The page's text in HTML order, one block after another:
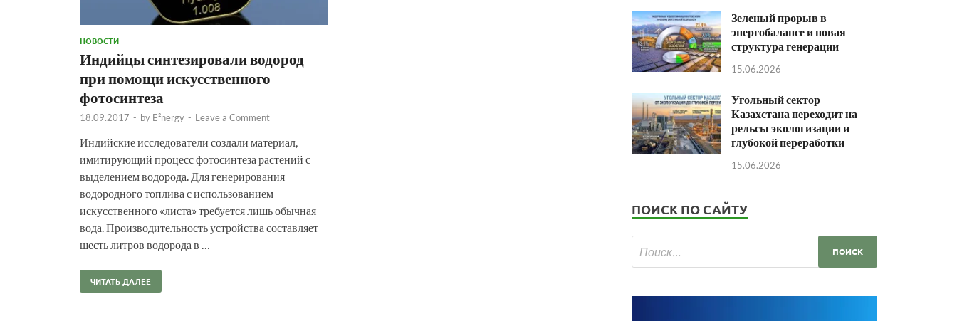
НОВОСТИ
Индийцы синтезировали водород
при помощи искусственного
фотосинтеза
18.09.2017 - by E²nergy - Leave a Comment
Индийские исследователи создали материал,
имитирующий процесс фотосинтеза растений с
выделением водорода. Для генерирования
водородного топлива с использованием
искусственного «листа» требуется лишь обычная
вода. Производительность устройства составляет
шесть литров водорода в …
ЧИТАТЬ ДАЛЕЕ
Зеленый прорыв в
энергобалансе и новая
структура генерации
15.06.2026
Угольный сектор
Казахстана переходит на
рельсы экологизации и
глубокой переработки
15.06.2026
ПОИСК ПО САЙТУ